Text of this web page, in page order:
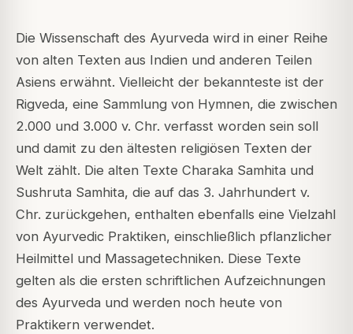
Die Wissenschaft des Ayurveda wird in einer Reihe
von alten Texten aus Indien und anderen Teilen
Asiens erwähnt. Vielleicht der bekannteste ist der
Rigveda, eine Sammlung von Hymnen, die zwischen
2.000 und 3.000 v. Chr. verfasst worden sein soll
und damit zu den ältesten religiösen Texten der
Welt zählt. Die alten Texte Charaka Samhita und
Sushruta Samhita, die auf das 3. Jahrhundert v.
Chr. zurückgehen, enthalten ebenfalls eine Vielzahl
von Ayurvedic Praktiken, einschließlich pflanzlicher
Heilmittel und Massagetechniken. Diese Texte
gelten als die ersten schriftlichen Aufzeichnungen
des Ayurveda und werden noch heute von
Praktikern verwendet.